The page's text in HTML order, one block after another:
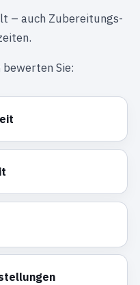
– auch Zubereitungs-
Sie: